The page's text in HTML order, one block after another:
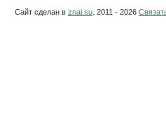
Сайт сделан в znai.su . 2011 - 2026